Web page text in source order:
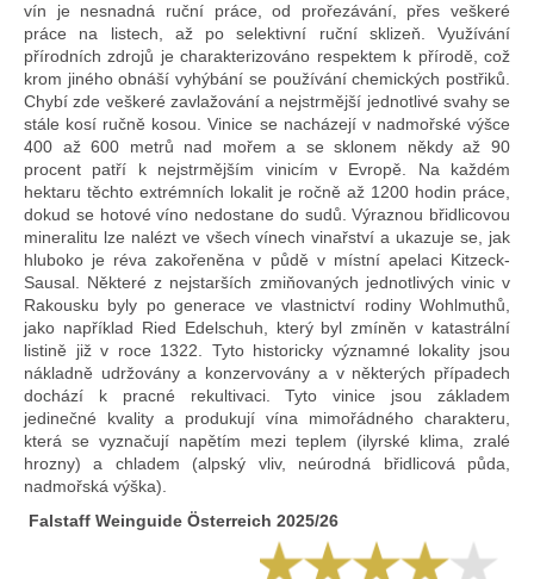
vín je nesnadná ruční práce, od prořezávání, přes veškeré
práce na listech, až po selektivní ruční sklizeň. Využívání
přírodních zdrojů je charakterizováno respektem k přírodě, což
krom jiného obnáší vyhýbání se používání chemických postřiků.
Chybí zde veškeré zavlažování a nejstrmější jednotlivé svahy se
stále kosí ručně kosou. Vinice se nacházejí v nadmořské výšce
400 až 600 metrů nad mořem a se sklonem někdy až 90
procent patří k nejstrmějším vinicím v Evropě. Na každém
hektaru těchto extrémních lokalit je ročně až 1200 hodin práce,
dokud se hotové víno nedostane do sudů. Výraznou břidlicovou
mineralitu lze nalézt ve všech vínech vinařství a ukazuje se, jak
hluboko je réva zakořeněna v půdě v místní apelaci Kitzeck-
Sausal. Některé z nejstarších zmiňovaných jednotlivých vinic v
Rakousku byly po generace ve vlastnictví rodiny Wohlmuthů,
jako například Ried Edelschuh, který byl zmíněn v katastrální
listině již v roce 1322. Tyto historicky významné lokality jsou
nákladně udržovány a konzervovány a v některých případech
dochází k pracné rekultivaci. Tyto vinice jsou základem
jedinečné kvality a produkují vína mimořádného charakteru,
která se vyznačují napětím mezi teplem (ilyrské klima, zralé
hrozny) a chladem (alpský vliv, neúrodná břidlicová půda,
nadmořská výška).
Falstaff Weinguide Österreich 2025/26